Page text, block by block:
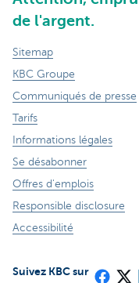
de l'argent.
Sitemap
KBC Groupe
Communiqués de presse
Tarifs
Informations légales
Se désabonner
Offres d'emplois
Responsible disclosure
Accessibilité
Suivez KBC sur